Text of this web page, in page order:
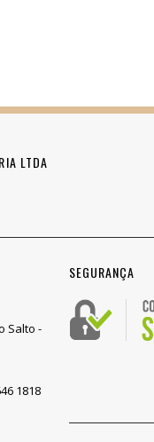
LTDA
Salto -
1818
SEGURANÇA